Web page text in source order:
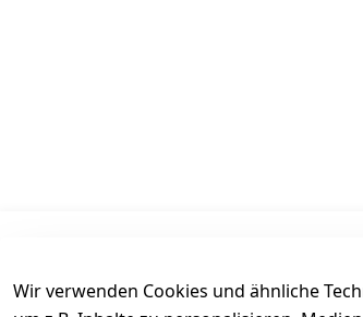
Wir verwenden Cookies und ähnliche